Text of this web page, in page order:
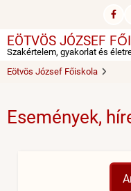
tartalomra
EÖTVÖS JÓZSEF
Szakértelem, gyakorlat és
Eötvös József Főiskola
Események,